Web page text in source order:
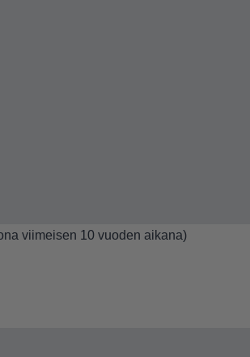
viimeisen 10 vuoden aikana)